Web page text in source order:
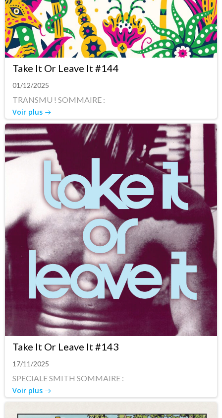
Take It Or Leave It #144
01/12/2025
TRANSMU ! SOMMAIRE :
Voir plus
Take It Or Leave It #143
17/11/2025
SPECIALE SMITH SOMMAIRE :
Voir plus